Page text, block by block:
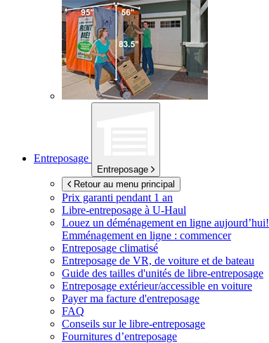
Entreposage
Entreposage
Retour au menu principal
Prix garanti pendant 1 an
Libre-entreposage à U-Haul
Louez un déménagement en ligne aujourd’hui!
Emménagement en ligne : commencer
Entreposage climatisé
Entreposage de VR, de voiture et de bateau
Guide des tailles d'unités de libre-entreposage
Entreposage extérieur/accessible en voiture
Payer ma facture d'entreposage
FAQ
Conseils sur le libre-entreposage
Fournitures d’entreposage